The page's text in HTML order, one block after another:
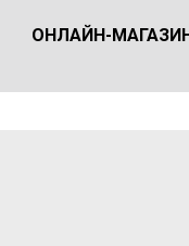
ОНЛАЙН-